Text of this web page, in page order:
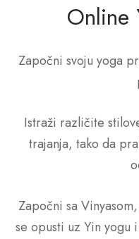
Online
Započni svoju yoga
Istraži različite
trajanja, tako da
Započni sa
se opusti uz Yin